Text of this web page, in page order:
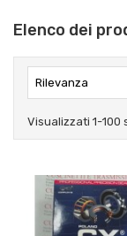
Elenco dei
Rilevanza
Visualizzati 1-100